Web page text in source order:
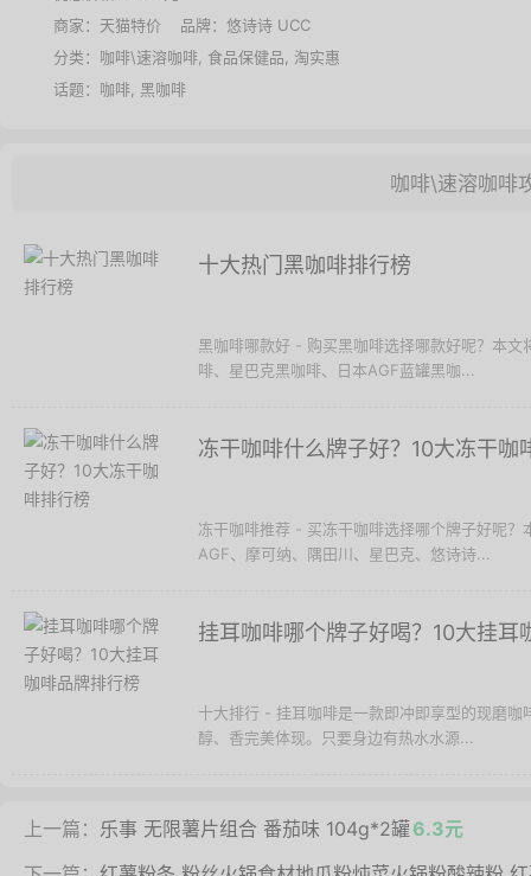
商家： 天猫特价 品牌： 悠诗诗 UCC
分类： 咖啡\速溶咖啡 食品保健品
淘实惠
话题： 咖啡 黑咖啡
咖啡\速溶咖啡
十大热门黑咖啡排行榜
黑咖啡哪款好 - 购买黑咖啡选择哪款好呢？本
啡、星巴克黑咖啡、日本AGF蓝罐黑咖...
冻干咖啡什么牌子好？10大冻干咖
冻干咖啡推荐 - 买冻干咖啡选择哪个牌子好呢
AGF、摩可纳、隅田川、星巴克、悠诗诗...
挂耳咖啡哪个牌子好喝？10大挂耳
十大排行 - 挂耳咖啡是一款即冲即享型的现磨
醇、香完美体现。只要身边有热水水源...
上一篇： 乐事 无限薯片组合 番茄味 104g*2罐6.3元